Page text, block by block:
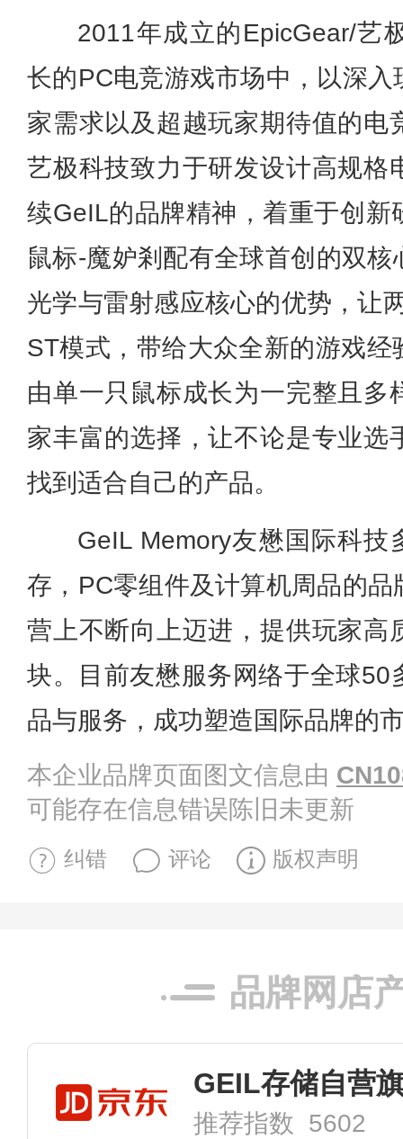
2011年成立的EpicGear/艺
长的PC电竞游戏市场中，以深
家需求以及超越玩家期待值的电
艺极科技致力于研发设计高规格
续GeIL的品牌精神，着重于创新
鼠标-魔妒剎配有全球首创的双
光学与雷射感应核心的优势，让
ST模式，带给大众全新的游戏
由单一只鼠标成长为一完整且多
家丰富的选择，让不论是专业选
找到适合自己的产品。
GeIL Memory友懋国际科技
存，PC零组件及计算机周品的
营上不断向上迈进，提供玩家高
块。目前友懋服务网络于全球50
品与服务，成功塑造国际品牌的
本企业品牌页面图文信息由
可能存在信息错误陈旧未更新
纠错 评论 版权声明
品牌网店
GEIL存储自营
推荐指数 5602